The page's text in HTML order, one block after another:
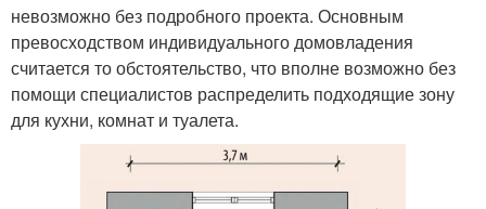
невозможно без подробного проекта. Основным
превосходством индивидуального домовладения
считается то обстоятельство, что вполне возможно без
помощи специалистов распределить подходящие зону
для кухни, комнат и туалета.